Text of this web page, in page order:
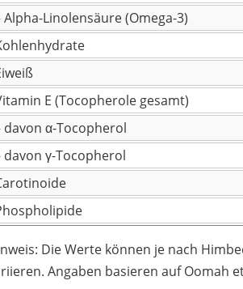
Alpha-Linolensäure (Omega-3)
E (Tocopherole gesamt)
davon α-Tocopherol
davon γ-Tocopherol
Die Werte können je nach
Angaben basieren auf Oomah